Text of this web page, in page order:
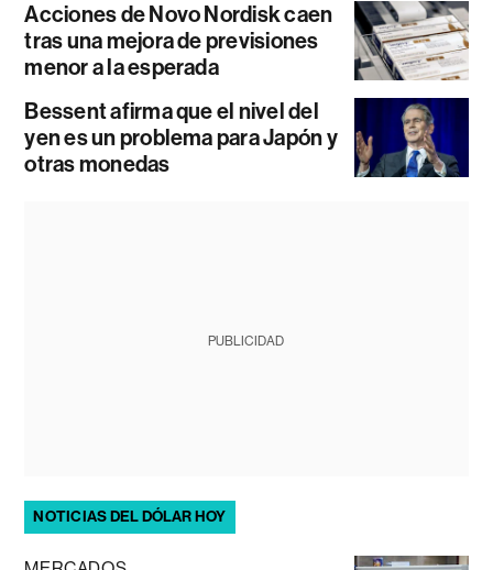
Acciones de Novo Nordisk caen
tras una mejora de previsiones
menor a la esperada
Bessent afirma que el nivel del
yen es un problema para Japón y
otras monedas
PUBLICIDAD
NOTICIAS DEL DÓLAR HOY